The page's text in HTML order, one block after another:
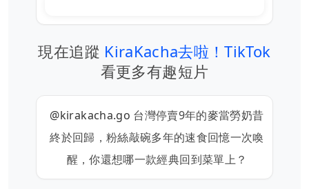
現在追蹤 KiraKacha去啦！TikTok
看更多有趣短片
@kirakacha.go 台灣停賣9年的麥當勞奶昔
終於回歸，粉絲敲碗多年的速食回憶一次喚
醒，你還想哪一款經典回到菜單上？